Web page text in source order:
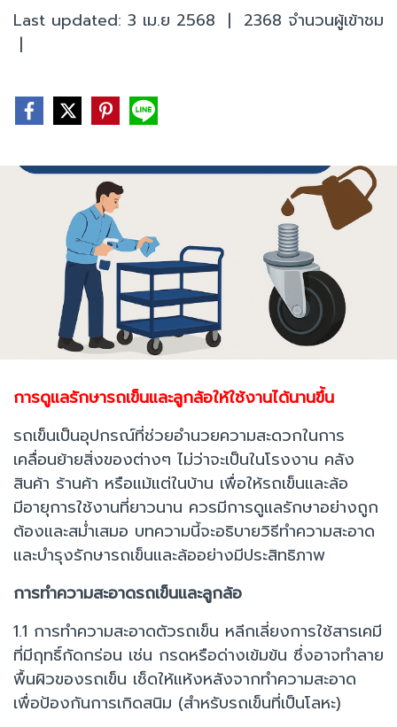
Last updated: 3 เม.ย 2568 | 2368 จำนวนผู้เข้าชม
|
การดูแลรักษารถเข็นและลูกล้อให้ใช้งานได้นานขึ้น
รถเข็นเป็นอุปกรณ์ที่ช่วยอำนวยความสะดวกในการ
เคลื่อนย้ายสิ่งของต่างๆ ไม่ว่าจะเป็นในโรงงาน คลัง
สินค้า ร้านค้า หรือแม้แต่ในบ้าน เพื่อให้รถเข็นและล้อ
มีอายุการใช้งานที่ยาวนาน ควรมีการดูแลรักษาอย่างถูก
ต้องและสม่ำเสมอ บทความนี้จะอธิบายวิธีทำความสะอาด
และบำรุงรักษารถเข็นและล้ออย่างมีประสิทธิภาพ
การทำความสะอาดรถเข็นและลูกล้อ
1.1 การทำความสะอาดตัวรถเข็น หลีกเลี่ยงการใช้สารเคมี
ที่มีฤทธิ์กัดกร่อน เช่น กรดหรือด่างเข้มข้น ซึ่งอาจทำลาย
พื้นผิวของรถเข็น เช็ดให้แห้งหลังจากทำความสะอาด
เพื่อป้องกันการเกิดสนิม (สำหรับรถเข็นที่เป็นโลหะ)